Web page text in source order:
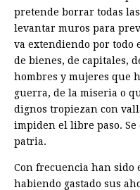
pretende borrar todas
levantar muros para
va extendiendo por todo
de bienes, de capitales,
hombres y mujeres que
guerra, de la miseria o
dignos tropiezan con
impiden el libre paso.
patria.
Con frecuencia han sido
habiendo gastado sus